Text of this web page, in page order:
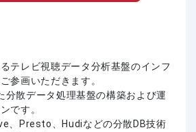
テレビ視聴データ分析基盤のインフ
参画いただきます。
分散データ処理基盤の構築および運
です。
、Presto、Hudiなどの分散DB技術